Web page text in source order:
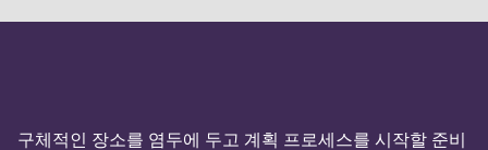
구체적인 장소를 염두에 두고 계획 프로세스를 시작할 준비